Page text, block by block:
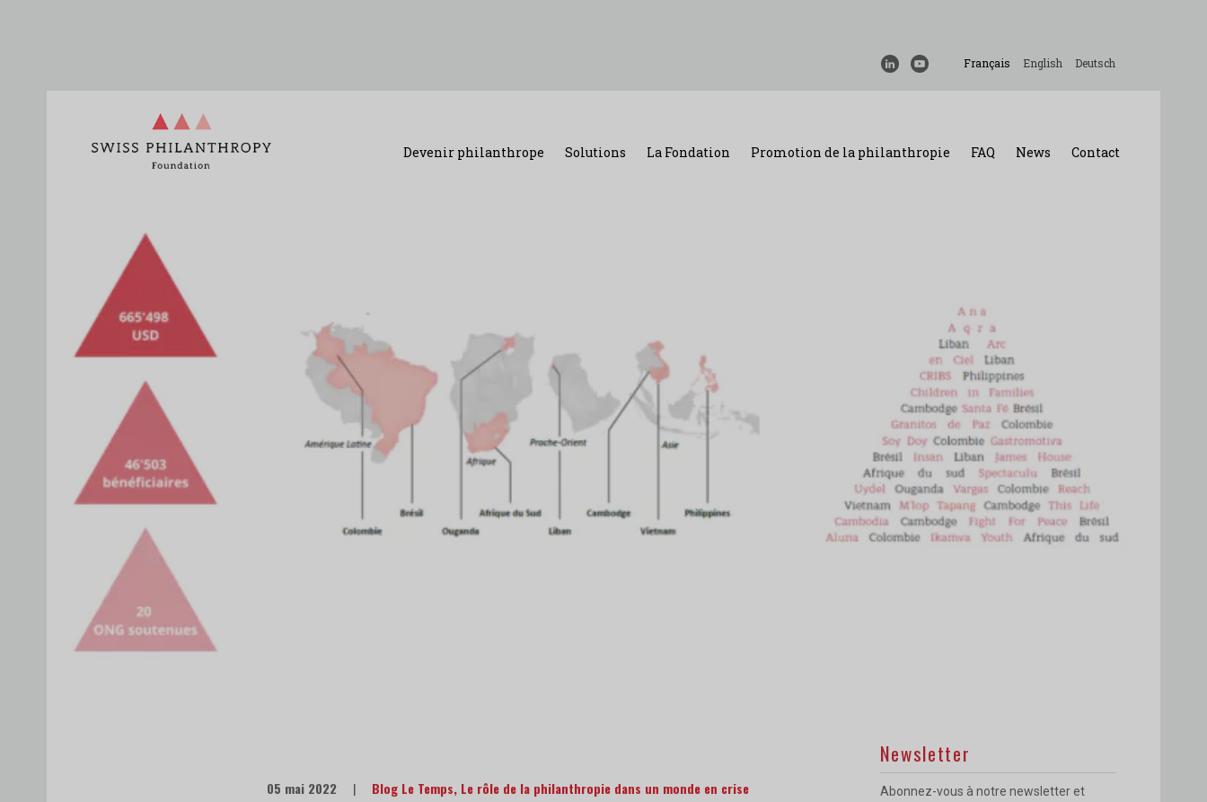
Français English Deutsch
Devenir philanthrope Solutions La Fondation Promotion de la philanthropie FAQ News Contact
05 mai 2022 | Blog Le Temps, Le rôle de la philanthropie dans un monde en crise
Newsletter
Abonnez-vous à notre newsletter et